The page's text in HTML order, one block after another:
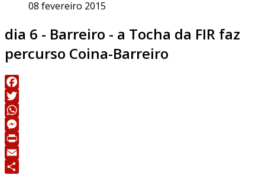
08 fevereiro 2015
dia 6 - Barreiro - a Tocha da FIR faz
percurso Coina-Barreiro
Facebook
Twitter
WhatsApp
Messenger
Print
Email